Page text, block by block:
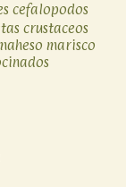
cefalopodos
crustaceos
marisco